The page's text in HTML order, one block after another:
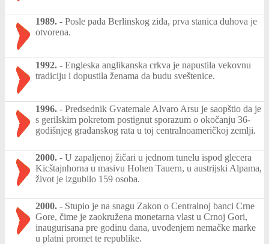
1989. - Posle pada Berlinskog zida, prva stanica duhova je
otvorena.
1992. - Engleska anglikanska crkva je napustila vekovnu
tradiciju i dopustila ženama da budu sveštenice.
1996. - Predsednik Gvatemale Alvaro Arsu je saopštio da je
s gerilskim pokretom postignut sporazum o okočanju 36-
godišnjeg građanskog rata u toj centralnoameričkoj zemlji.
2000. - U zapaljenoj žičari u jednom tunelu ispod glecera
Kicštajnhorna u masivu Hohen Tauern, u austrijski Alpama,
život je izgubilo 159 osoba.
2000. - Stupio je na snagu Zakon o Centralnoj banci Crne
Gore, čime je zaokružena monetarna vlast u Crnoj Gori,
inaugurisana pre godinu dana, uvođenjem nemačke marke
u platni promet te republike.